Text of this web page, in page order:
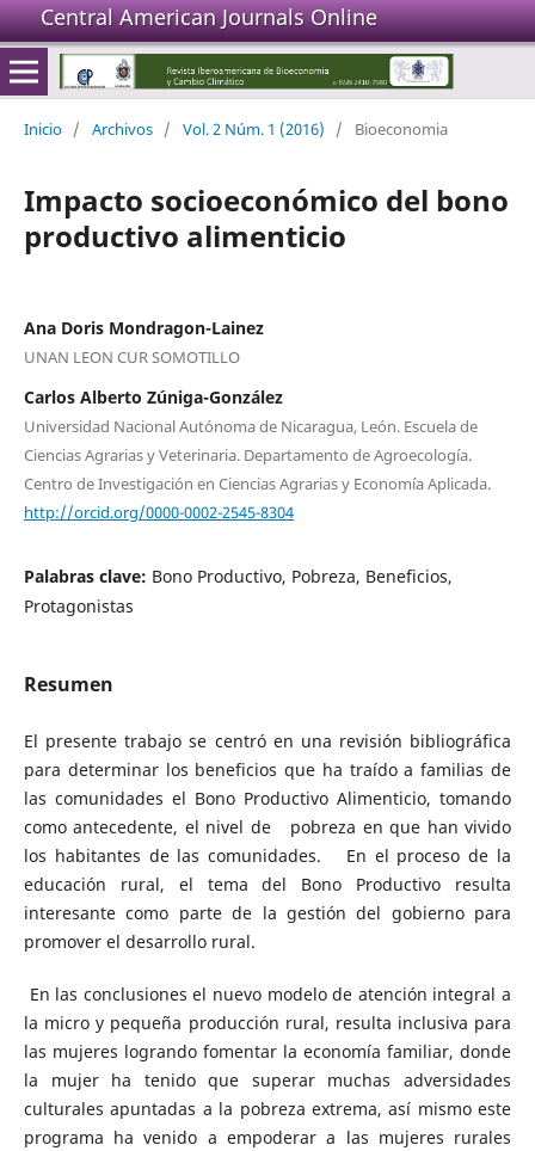
Central American Journals Online
Inicio / Archivos / Vol. 2 Núm. 1 (2016) / Bioeconomia
Impacto socioeconómico del bono
productivo alimenticio
Ana Doris Mondragon-Lainez
UNAN LEON CUR SOMOTILLO
Carlos Alberto Zúniga-González
Universidad Nacional Autónoma de Nicaragua, León. Escuela de
Ciencias Agrarias y Veterinaria. Departamento de Agroecología.
Centro de Investigación en Ciencias Agrarias y Economía Aplicada.
http://orcid.org/0000-0002-2545-8304
Palabras clave: Bono Productivo, Pobreza, Beneficios,
Protagonistas
Resumen
El presente trabajo se centró en una revisión bibliográfica
para determinar los beneficios que ha traído a familias de
las comunidades el Bono Productivo Alimenticio, tomando
como antecedente, el nivel de pobreza en que han vivido
los habitantes de las comunidades. En el proceso de la
educación rural, el tema del Bono Productivo resulta
interesante como parte de la gestión del gobierno para
promover el desarrollo rural.
En las conclusiones el nuevo modelo de atención integral a
la micro y pequeña producción rural, resulta inclusiva para
las mujeres logrando fomentar la economía familiar, donde
la mujer ha tenido que superar muchas adversidades
culturales apuntadas a la pobreza extrema, así mismo este
programa ha venido a empoderar a las mujeres rurales